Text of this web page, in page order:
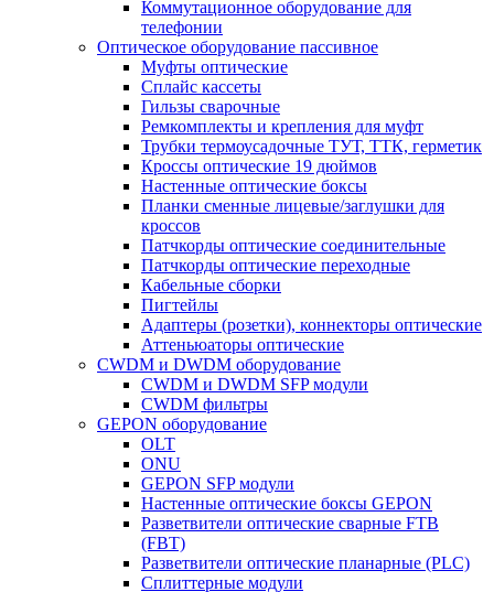
Коммутационное оборудование для
телефонии
Оптическое оборудование пассивное
Муфты оптические
Сплайс кассеты
Гильзы сварочные
Ремкомплекты и крепления для муфт
Трубки термоусадочные ТУТ, ТТК, герметик
Кроссы оптические 19 дюймов
Настенные оптические боксы
Планки сменные лицевые/заглушки для
кроссов
Патчкорды оптические соединительные
Патчкорды оптические переходные
Кабельные сборки
Пигтейлы
Адаптеры (розетки), коннекторы оптические
Аттеньюаторы оптические
CWDM и DWDM оборудование
CWDM и DWDM SFP модули
CWDM фильтры
GEPON оборудование
OLT
ONU
GEPON SFP модули
Настенные оптические боксы GEPON
Разветвители оптические сварные FTB
(FBT)
Разветвители оптические планарные (PLC)
Сплиттерные модули